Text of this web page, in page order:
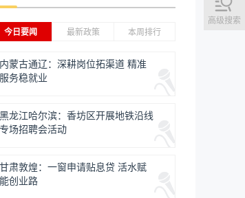
高级搜索
今日要闻 最新政策 本周排行
内蒙古通辽：深耕岗位拓渠道 精准
服务稳就业
黑龙江哈尔滨：香坊区开展地铁沿线
专场招聘会活动
甘肃敦煌：一窗申请贴息贷 活水赋
能创业路